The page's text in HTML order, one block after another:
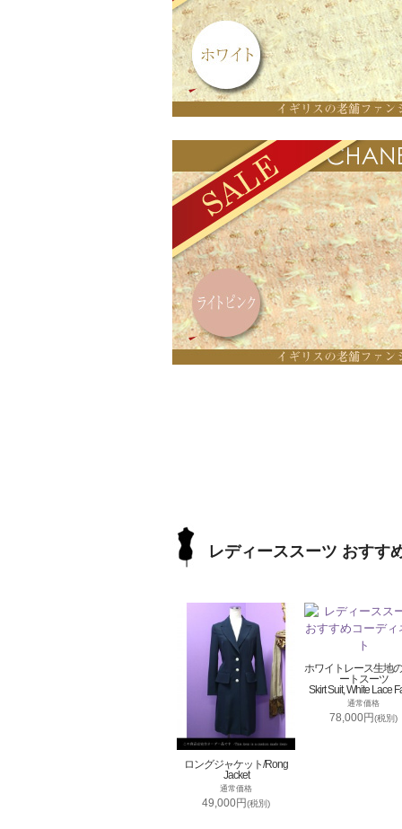
レディーススーツ おすす
ロングジャケット/Rong
Jacket
通常価格
49,000円(税別)
ホワイトレース生地
ートスーツ
Skirt Suit, White Lace
通常価格
78,000円(税別)